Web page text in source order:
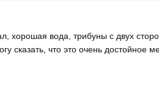
хорошая вода, трибуны с двух
сказать, что это очень достойное